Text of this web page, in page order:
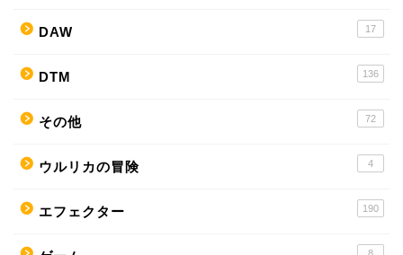
DAW 17
DTM 136
その他 72
ウルリカの冒険 4
エフェクター 190
8